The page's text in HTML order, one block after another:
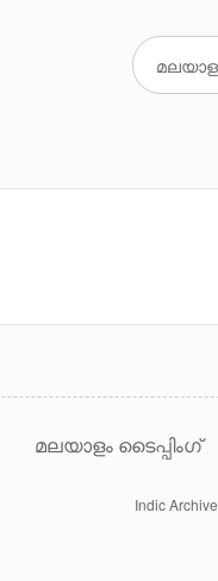
മലയാളം ടൈപ്പിംഗ്
Indic Archive